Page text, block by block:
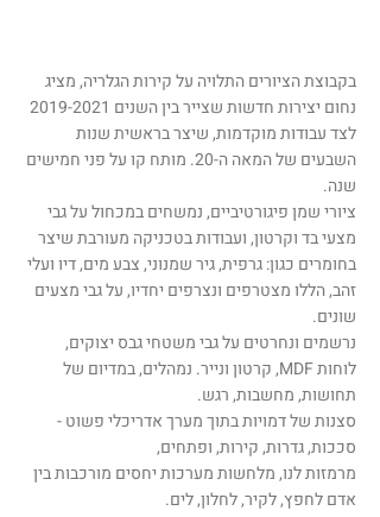
בקבוצת הציורים התלויה על קירות הגלריה, מציג
נחום יצירות חדשות שצייר בין השנים 2019-2021
לצד עבודות מוקדמות, שיצר בראשית שנות
השבעים של המאה ה-20. מותח קו על פני חמישים
שנה.
ציורי שמן פיגורטיביים, נמשחים במכחול על גבי
מצעי בד וקרטון, ועבודות בטכניקה מעורבת שיצר
בחומרים כגון: גרפית, גיר שמנוני, צבע מים, דיו ועלי
זהב, הללו מצטרפים ונצרפים יחדיו, על גבי מצעים
שונים.
נרשמים ונחרטים על גבי משטחי גבס יצוקים,
לוחות MDF, קרטון ונייר. נמהלים, במדיום של
תחושות, מחשבות, רגש.
סצנות של דמויות בתוך מערך אדריכלי פשוט -
סככות, גדרות, קירות, ופתחים,
מרמזות לנו, מלחשות מערכות יחסים מורכבות בין
אדם לחפץ, לקיר, לחלון, לים.